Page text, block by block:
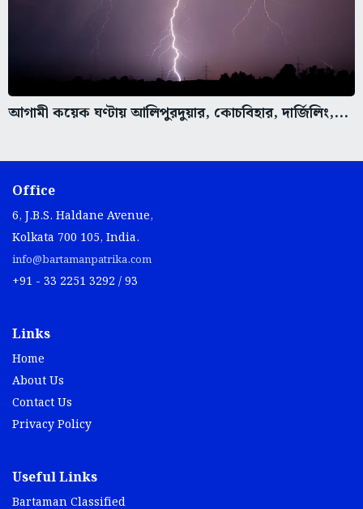
আগামী কয়েক ঘণ্টায় আলিপুরদুয়ার, কোচবিহার, দার্জিলিং,...
Office
6, J.B.S. Haldane Avenue,
Kolkata 700 105, India.
info@bartamanpatrika.com
+91 - 33 2251 3292 / 93
Links
Home
About Us
Contact Us
Privacy Policy
Useful Links
Bartaman Classified